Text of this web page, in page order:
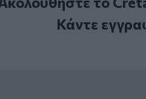
Κάντε